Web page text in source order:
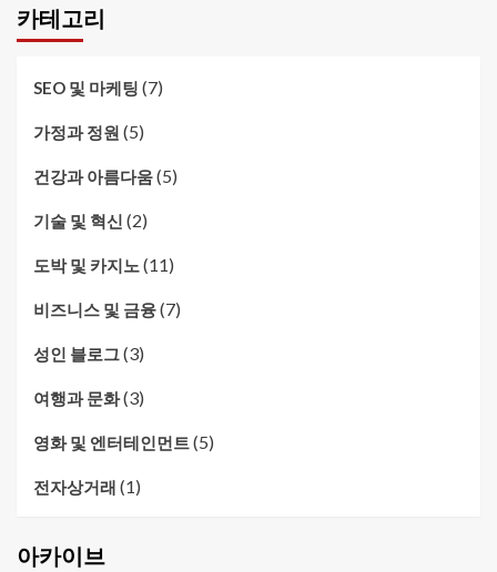
카테고리
SEO 및 마케팅 (7)
가정과 정원 (5)
건강과 아름다움(5)
기술 및 혁신 (2)
도박 및 카지노 (11)
비즈니스 및 금융(7)
성인 블로그(3)
여행과 문화(3)
영화 및 엔터테인먼트(5)
전자상거래 (1)
아카이브